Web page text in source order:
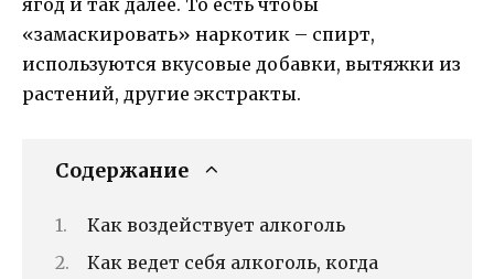
«замаскировать» наркотик – спирт,
используются вкусовые добавки, вытяжки из
растений, другие экстракты.
Содержание
Как воздействует алкоголь
Как ведет себя алкоголь, когда